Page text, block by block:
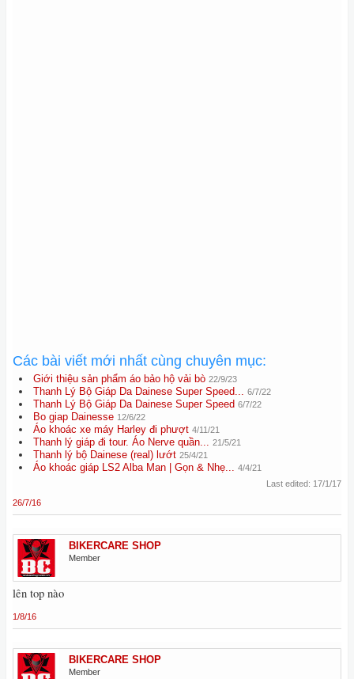
Các bài viết mới nhất cùng chuyên mục:
Giới thiệu sản phẩm áo bảo hộ vải bò 22/9/23
Thanh Lý Bộ Giáp Da Dainese Super Speed... 6/7/22
Thanh Lý Bộ Giáp Da Dainese Super Speed 6/7/22
Bo giap Dainesse 12/6/22
Áo khoác xe máy Harley đi phượt 4/11/21
Thanh lý giáp đi tour. Áo Nerve quần... 21/5/21
Thanh lý bộ Dainese (real) lướt 25/4/21
Áo khoác giáp LS2 Alba Man | Gọn & Nhẹ... 4/4/21
Last edited: 17/1/17
26/7/16
BIKERCARE SHOP
Member
lên top nào
1/8/16
BIKERCARE SHOP
Member